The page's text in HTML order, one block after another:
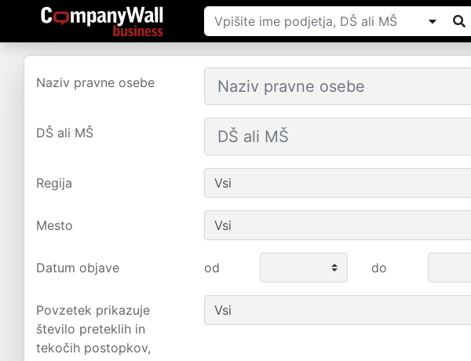
Naziv pravne osebe
DŠ ali MŠ
Regija
Mesto
Datum objave od do
Povzetek prikazuje
število preteklih in
tekočih postopkov,